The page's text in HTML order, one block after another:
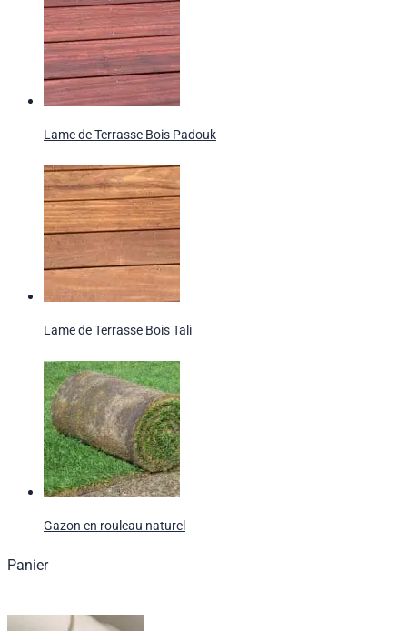
Lame de Terrasse Bois Padouk
Lame de Terrasse Bois Tali
Gazon en rouleau naturel
Panier